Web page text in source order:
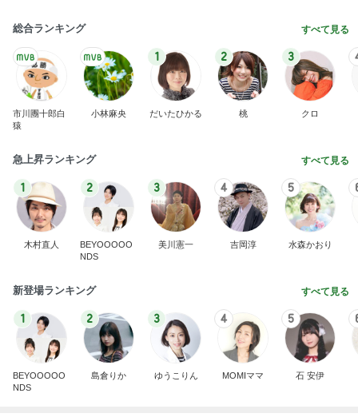
総合ランキング すべて見る
市川團十郎白
猿
小林麻央
1
だいたひかる
2
桃
3
クロ
急上昇ランキング すべて見る
1
木村直人
2
BEYOOOOO
NDS
3
美川憲一
4
吉岡淳
5
水森かおり
新登場ランキング すべて見る
1
BEYOOOOO
NDS
2
島倉りか
3
ゆうこりん
4
MOMIママ
5
石 安伊